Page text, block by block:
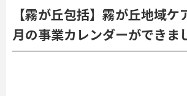
【霧が丘包括】霧が丘地域ケ
月の事業カレンダーができま